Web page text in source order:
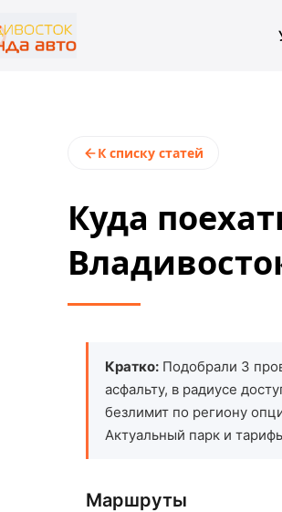
К списку статей
Куда
Кратко: Подобрали 3
асфальту, в радиусе
безлимит по региону
Актуальный парк и
Маршруты